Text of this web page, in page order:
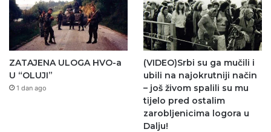
ZATAJENA ULOGA HVO-a
U “OLUJI”
1 dan ago
(VIDEO)Srbi su ga mučili i
ubili na najokrutniji način
– još živom spalili su mu
tijelo pred ostalim
zarobljenicima logora u
Dalju!